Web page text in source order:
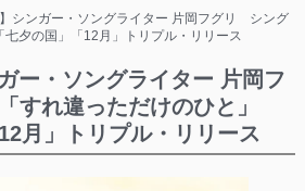
】シンガー・ソングライター 片岡フグリ シング
夕の国」「12月」トリプル・リリース
ー・ソングライター 片岡フ
れ違っただけのひと」
月」トリプル・リリース